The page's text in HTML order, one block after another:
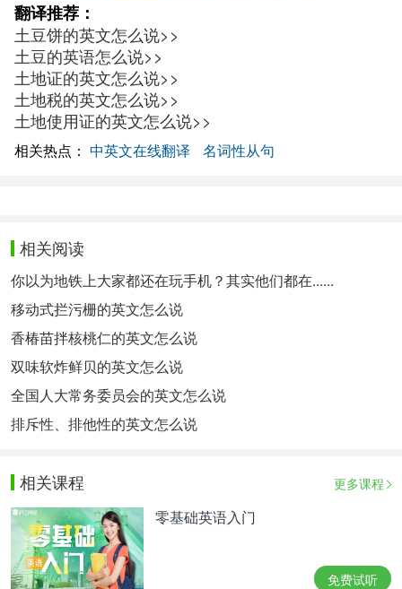
翻译推荐：
土豆饼的英文怎么说>>
土豆的英语怎么说>>
土地证的英文怎么说>>
土地税的英文怎么说>>
土地使用证的英文怎么说>>
相关热点： 中英文在线翻译 名词性从句
相关阅读
你以为地铁上大家都还在玩手机？其实他们都在......
移动式拦污栅的英文怎么说
香椿苗拌核桃仁的英文怎么说
双味软炸鲜贝的英文怎么说
全国人大常务委员会的英文怎么说
排斥性、排他性的英文怎么说
相关课程 更多课程
零基础英语入门
免费试听